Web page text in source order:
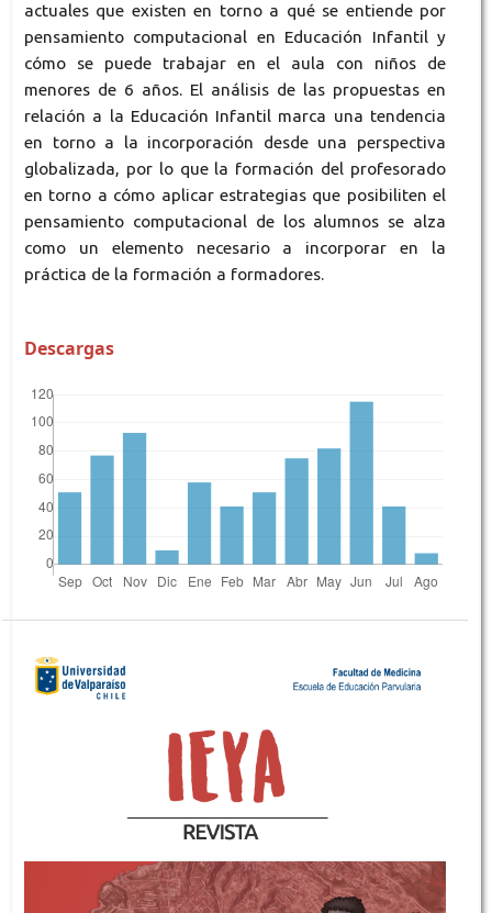
actuales que existen en torno a qué se entiende por
pensamiento computacional en Educación Infantil y
cómo se puede trabajar en el aula con niños de
menores de 6 años. El análisis de las propuestas en
relación a la Educación Infantil marca una tendencia
en torno a la incorporación desde una perspectiva
globalizada, por lo que la formación del profesorado
en torno a cómo aplicar estrategias que posibiliten el
pensamiento computacional de los alumnos se alza
como un elemento necesario a incorporar en la
práctica de la formación a formadores.
Descargas